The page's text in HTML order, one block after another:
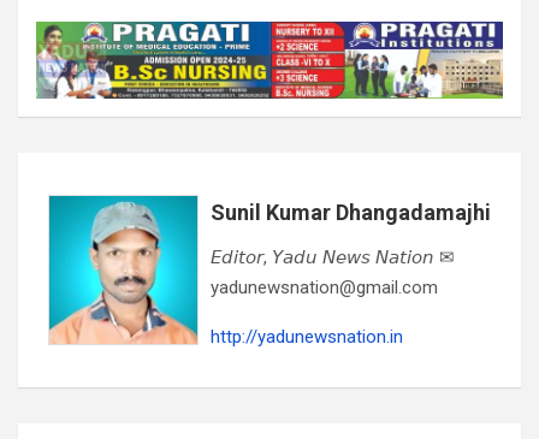
Sunil Kumar Dhangadamajhi
𝘌𝘥𝘪𝘵𝘰𝘳, 𝘠𝘢𝘥𝘶 𝘕𝘦𝘸𝘴 𝘕𝘢𝘵𝘪𝘰𝘯 ✉
yadunewsnation@gmail.com
http://yadunewsnation.in